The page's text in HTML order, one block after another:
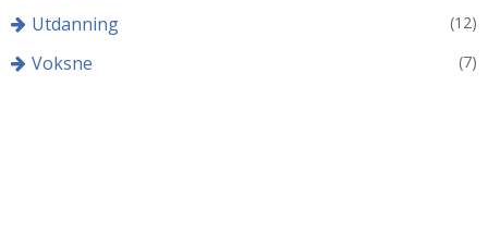
Utdanning (12)
Voksne (7)